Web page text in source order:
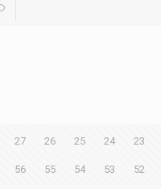
23
24
25
26
27
52
53
54
55
56